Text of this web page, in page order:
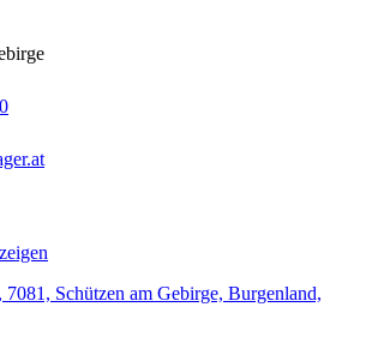
7081, Schützen am Gebirge, Burgenland,